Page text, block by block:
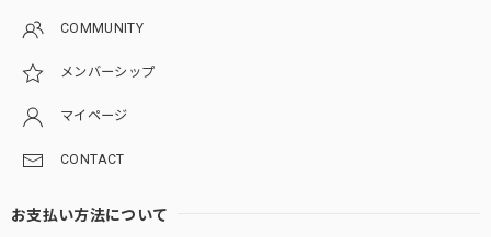
COMMUNITY
メンバーシップ
マイページ
CONTACT
お支払い方法について